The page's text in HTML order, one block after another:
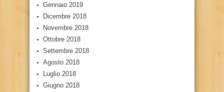
Gennaio 2019
Dicembre 2018
Novembre 2018
Ottobre 2018
Settembre 2018
Agosto 2018
Luglio 2018
Giugno 2018